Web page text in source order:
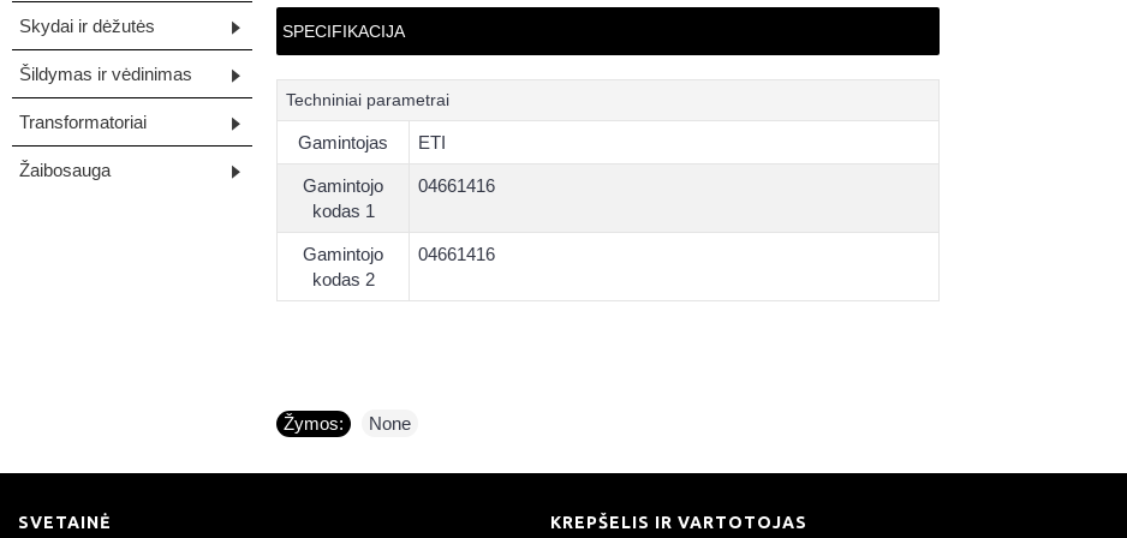
Skydai ir dėžutės
Šildymas ir vėdinimas
Transformatoriai
Žaibosauga
SPECIFIKACIJA
Techniniai parametrai
Gamintojas ETI
Gamintojo
kodas 1
04661416
Gamintojo
kodas 2
04661416
Žymos: None
SVETAINĖ KREPŠELIS IR VARTOTOJAS